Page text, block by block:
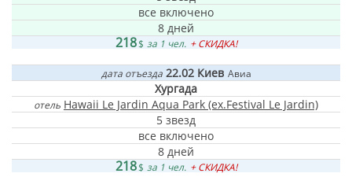
все включено
8 дней
218$ за 1 чел. + СКИДКА!
дата отъезда 22.02Киев Авиа
Хургада
отель Hawaii Le Jardin Aqua Park (ex.Festival Le Jardin)
5 звезд
все включено
8 дней
218$ за 1 чел. + СКИДКА!